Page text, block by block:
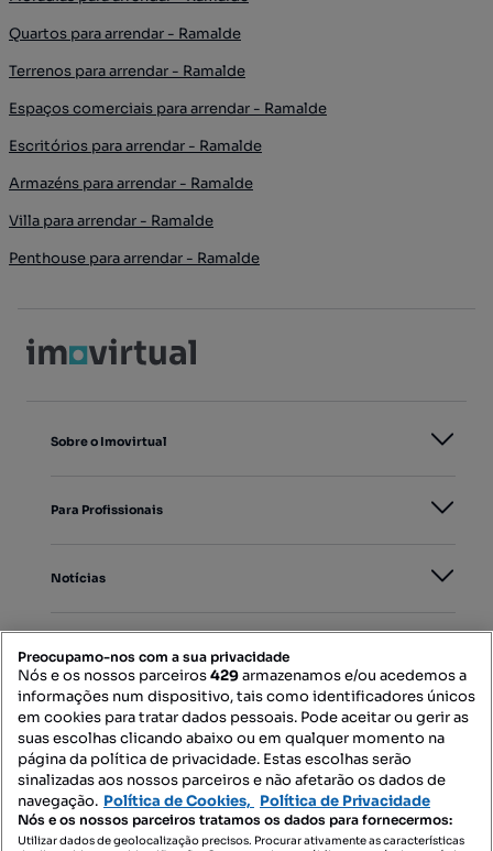
Quartos para arrendar - Ramalde
Terrenos para arrendar - Ramalde
Espaços comerciais para arrendar - Ramalde
Escritórios para arrendar - Ramalde
Armazéns para arrendar - Ramalde
Villa para arrendar - Ramalde
Penthouse para arrendar - Ramalde
Sobre o Imovirtual
Para Profissionais
Notícias
Mapa do Site
Contacte-nos
Preocupamo-nos com a sua privacidade
Nós e os nossos parceiros429armazenamos e/ou acedemos a
informações num dispositivo, tais como identificadores únicos
em cookies para tratar dados pessoais. Pode aceitar ou gerir as
suas escolhas clicando abaixo ou em qualquer momento na
página da política de privacidade. Estas escolhas serão
sinalizadas aos nossos parceiros e não afetarão os dados de
navegação. Política de Cookies, Política de Privacidade
Nós e os nossos parceiros tratamos os dados para fornecermos:
Utilizar dados de geolocalização precisos. Procurar ativamente as características